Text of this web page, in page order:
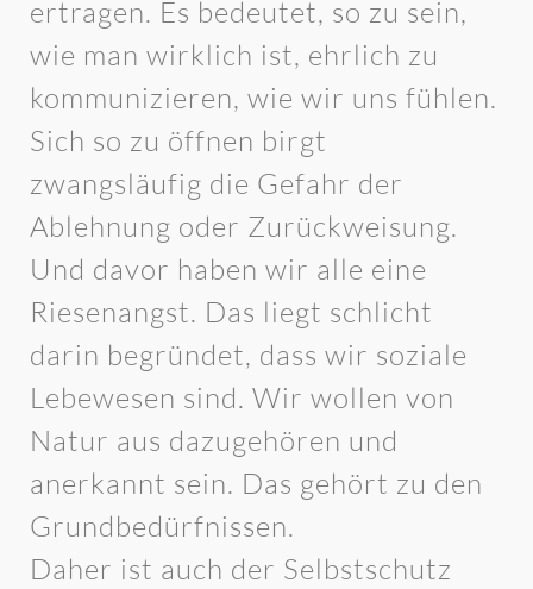
ertragen. Es bedeutet, so zu sein,
wie man wirklich ist, ehrlich zu
kommunizieren, wie wir uns fühlen.
Sich so zu öffnen birgt
zwangsläufig die Gefahr der
Ablehnung oder Zurückweisung.
Und davor haben wir alle eine
Riesenangst. Das liegt schlicht
darin begründet, dass wir soziale
Lebewesen sind. Wir wollen von
Natur aus dazugehören und
anerkannt sein. Das gehört zu den
Grundbedürfnissen.
Daher ist auch der Selbstschutz